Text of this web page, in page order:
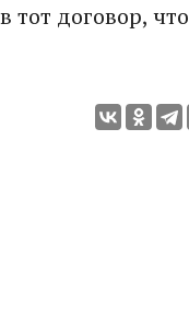
тот договор,